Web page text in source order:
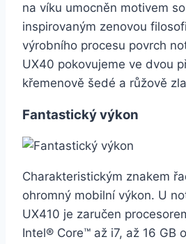
na víku umocněn motivem
inspirovaným zenovou
výrobního procesu povrch
UX40 pokovujeme ve dvou
křemenově šedé a růžově
Fantastický výkon
Charakteristickým znakem
ohromný mobilní výkon. U
UX410 je zaručen
Intel® Core™ až i7, až 16 GB